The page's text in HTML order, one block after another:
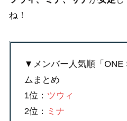
ね！
▼メンバー人気順「ONE
ムまとめ
1位： ツウィ
2位： ミナ